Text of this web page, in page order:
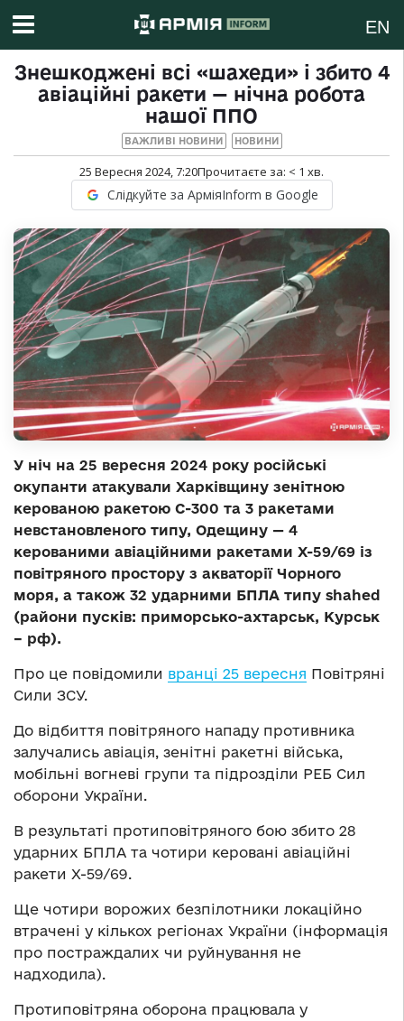
EN
Знешкоджені всі «шахеди» і збито 4
авіаційні ракети — нічна робота
нашої ППО
ВАЖЛИВІ НОВИНИ НОВИНИ
25 Вересня 2024, 7:20Прочитаєте за: < 1 хв.
Слідкуйте за АрміяInform в Google
У ніч на 25 вересня 2024 року російські
окупанти атакували Харківщину зенітною
керованою ракетою С-300 та 3 ракетами
невстановленого типу, Одещину — 4
керованими авіаційними ракетами Х-59/69 із
повітряного простору з акваторії Чорного
моря, а також 32 ударними БПЛА типу shahed
(райони пусків: приморсько-ахтарськ, Курськ
– рф).
Про це повідомили вранці 25 вересня Повітряні
Сили ЗСУ.
До відбиття повітряного нападу противника
залучались авіація, зенітні ракетні війська,
мобільні вогневі групи та підрозділи РЕБ Сил
оборони України.
В результаті протиповітряного бою збито 28
ударних БПЛА та чотири керовані авіаційні
ракети Х-59/69.
Ще чотири ворожих безпілотники локаційно
втрачені у кількох регіонах України (інформація
про постраждалих чи руйнування не
надходила).
Протиповітряна оборона працювала у